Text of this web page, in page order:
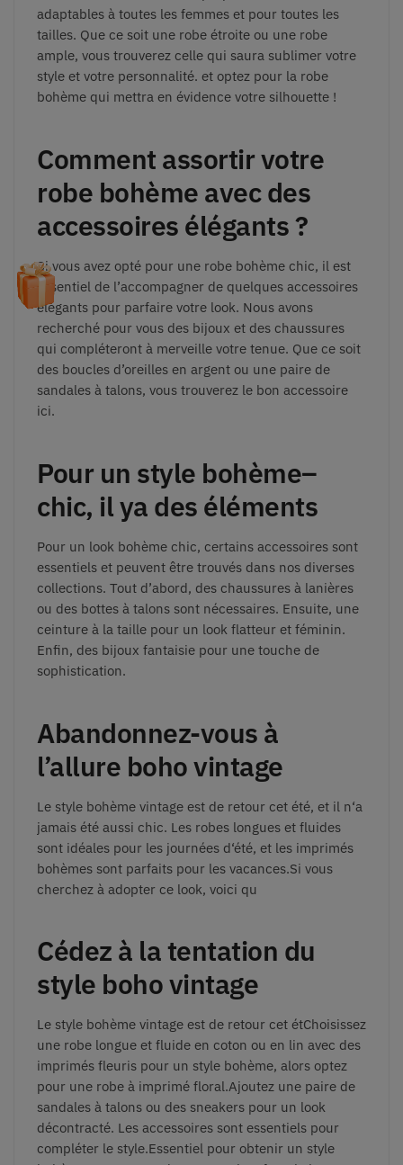
adaptables à toutes les femmes et pour toutes les
tailles. Que ce soit une robe étroite ou une robe
ample, vous trouverez celle qui saura sublimer votre
style et votre personnalité. et optez pour la robe
bohème qui mettra en évidence votre silhouette !
Comment assortir votre
robe bohème avec des
accessoires élégants ?
Si vous avez opté pour une robe bohème chic, il est
essentiel de l’accompagner de quelques accessoires
élégants pour parfaire votre look. Nous avons
recherché pour vous des bijoux et des chaussures
qui compléteront à merveille votre tenue. Que ce soit
des boucles d’oreilles en argent ou une paire de
sandales à talons, vous trouverez le bon accessoire
ici.
Pour un style bohème–
chic, ilya des éléments
Pour un look bohème chic, certains accessoires sont
essentiels et peuvent être trouvés dans nos diverses
collections. Tout d’abord, des chaussures à lanières
ou des bottes à talons sont nécessaires. Ensuite, une
ceinture à la taille pour un look flatteur et féminin.
Enfin, des bijoux fantaisie pour une touche de
sophistication.
Abandonnez-vous à
l’allure boho vintage
Le style bohème vintage est de retour cet été, et il n‘a
jamais été aussi chic. Les robes longues et fluides
sont idéales pour les journées d‘été, et les imprimés
bohèmes sont parfaits pour les vacances.Si vous
cherchez à adopter ce look, voici qu
Cédez à la tentation du
style boho vintage
Le style bohème vintage est de retour cet étChoisissez
une robe longue et fluide en coton ou en lin avec des
imprimés fleuris pour un style bohème, alors optez
pour une robe à imprimé floral.Ajoutez une paire de
sandales à talons ou des sneakers pour un look
décontracté. Les accessoires sont essentiels pour
compléter le style.Essentiel pour obtenir un style